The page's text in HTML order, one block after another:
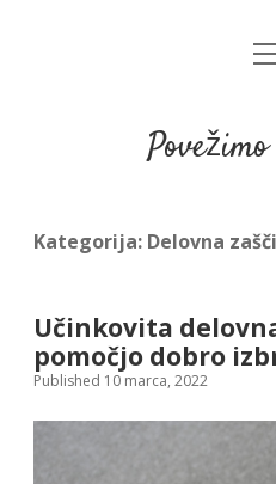
Kategorija: Delovna
Učinkovita
pomočjo dobro
Published 10 marca, 2022